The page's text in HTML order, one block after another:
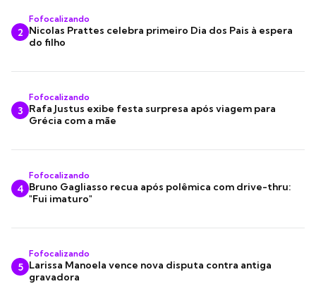
2
Fofocalizando
Nicolas Prattes celebra primeiro Dia dos Pais à espera
do filho
3
Fofocalizando
Rafa Justus exibe festa surpresa após viagem para
Grécia com a mãe
4
Fofocalizando
Bruno Gagliasso recua após polêmica com drive-thru:
"Fui imaturo"
5
Fofocalizando
Larissa Manoela vence nova disputa contra antiga
gravadora